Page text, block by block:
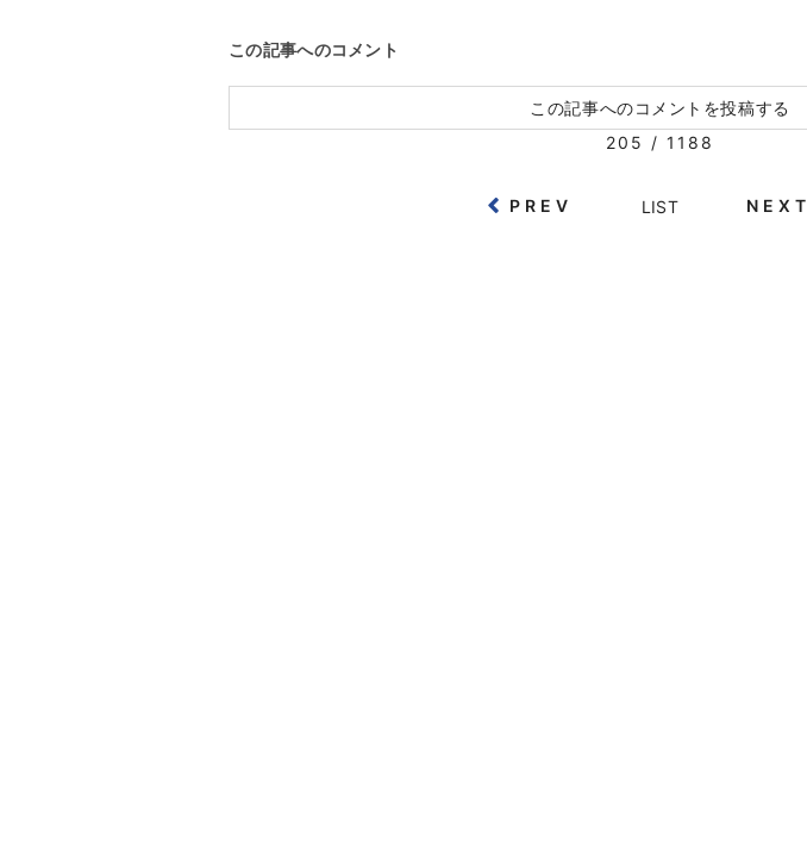
この記事へのコメント
この記事へのコメントを投稿する
205 / 1188
PREV LIST NEXT